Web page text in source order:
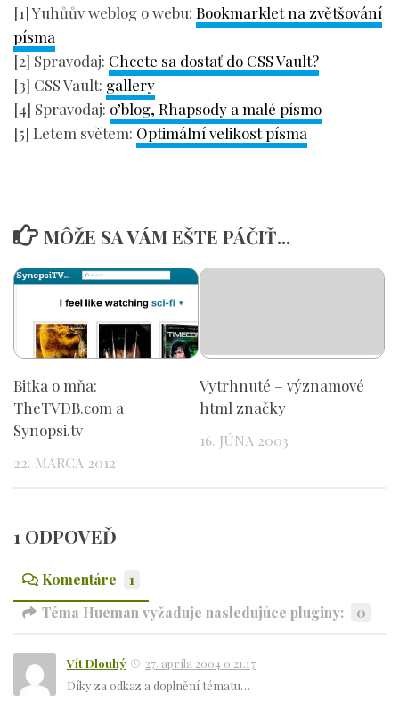
[1] Yuhůův weblog o webu: Bookmarklet na zvětšování
písma
[2] Spravodaj: Chcete sa dostať do CSS Vault?
[3] CSS Vault: gallery
[4] Spravodaj: o’blog, Rhapsody a malé písmo
[5] Letem světem: Optimální velikost písma
MÔŽE SA VÁM EŠTE PÁČIŤ...
Bitka o mňa:
TheTVDB.com a
Synopsi.tv
22. MARCA 2012
Vytrhnuté – významové
html značky
16. JÚNA 2003
1 ODPOVEĎ
Komentáre
1
Téma Hueman vyžaduje nasledujúce pluginy:
0
Vít Dlouhý
27. apríla 2004 o 21.17
Díky za odkaz a doplnění tématu…